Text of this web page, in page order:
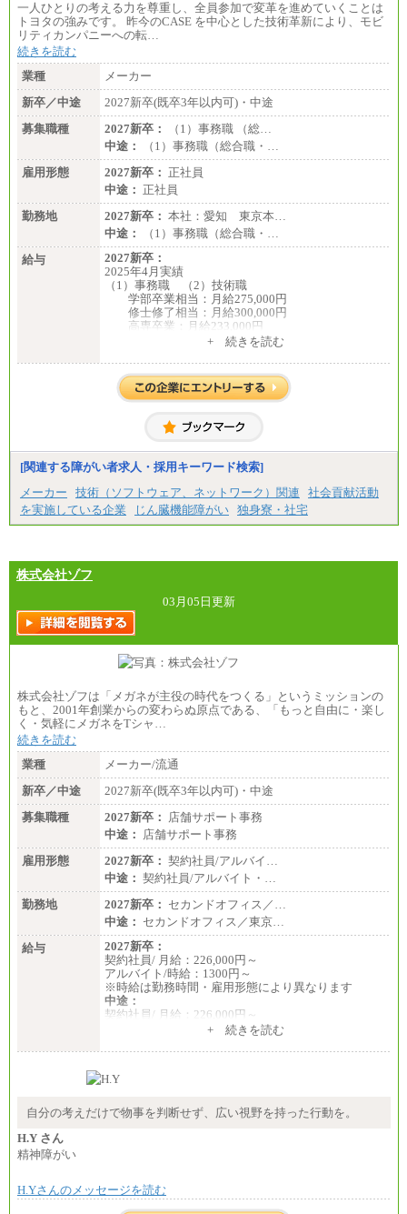
一人ひとりの考える力を尊重し、全員参加で変革を進めていくことは
トヨタの強みです。 昨今のCASE を中心とした技術革新により、モビ
リティカンパニーへの転…
続きを読む
業種
メーカー
新卒／中途
2027新卒(既卒3年以内可)・中途
募集職種
2027新卒：
（1）事務職 （総…
中途：
（1）事務職（総合職・…
雇用形態
2027新卒： 正社員
中途： 正社員
勤務地
2027新卒： 本社：愛知 東京本…
中途：
（1）事務職（総合職・…
給与
2027新卒：
2025年4月実績
（1）事務職 （2）技術職
学部卒業相当：月給275,000円
修士修了相当：月給300,000円
高専卒業：月給233,000円
大学院修了・大学卒業：月給21万円
短期大学・専門学校（2年制）卒業：月給20万円
慮して給与を決定いたします
※試用期間中も給与に変更はございません
中途：
（1）事務職（総合職・正社員） （2）技術職（総
合職・正社員）
月給 208,000円以上
経験、能力等を考慮し、弊社規定により決定
試用期間中も給与に変更はございません
基本給
+ 続きを読む
[関連する障がい者求人・採用キーワード検索]
メーカー
技術（ソフトウェア、ネットワーク）関連
社会貢献活動
を実施している企業
じん臓機能障がい 独身寮・社宅
株式会社ゾフ
03月05日更新
株式会社ゾフは「メガネが主役の時代をつくる」というミッションの
もと、2001年創業からの変わらぬ原点である、「もっと自由に・楽し
く・気軽にメガネをTシャ…
続きを読む
業種
メーカー/流通
新卒／中途
2027新卒(既卒3年以内可)・中途
募集職種
2027新卒： 店舗サポート事務
中途： 店舗サポート事務
雇用形態
2027新卒： 契約社員/アルバイ…
中途： 契約社員/アルバイト・…
勤務地
2027新卒： セカンドオフィス／…
中途： セカンドオフィス／東京…
給与
2027新卒：
契約社員/ 月給：226,000円～
アルバイト/時給：1300円～
※時給は勤務時間・雇用形態により異なります
中途：
契約社員/ 月給：226,000円～
アルバイト/時給：1300円～
+ 続きを読む
自分の考えだけで物事を判断せず、広い視野を持った行動を。
H.Y さん
精神障がい
H.Yさんのメッセージを読む